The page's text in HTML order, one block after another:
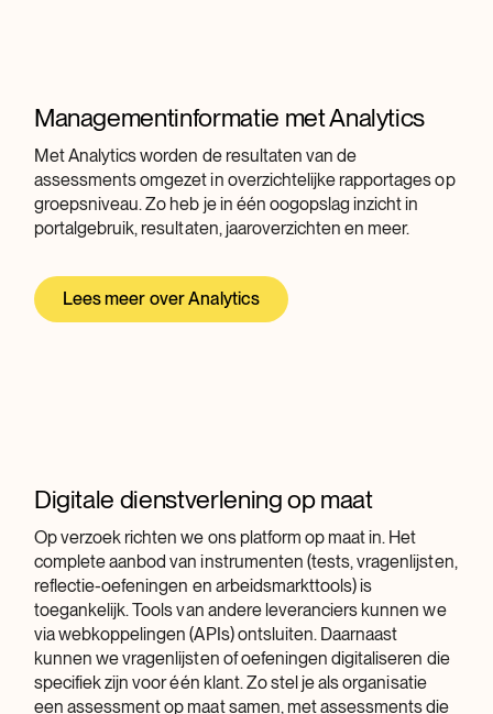
Managementinformatie met Analytics
Met Analytics worden de resultaten van de
assessments omgezet in overzichtelijke rapportages op
groepsniveau. Zo heb je in één oogopslag inzicht in
portalgebruik, resultaten, jaaroverzichten en meer.
Lees meer over Analytics
Digitale dienstverlening op maat
Op verzoek richten we ons platform op maat in. Het
complete aanbod van instrumenten (tests, vragenlijsten,
reflectie-oefeningen en arbeidsmarkttools) is
toegankelijk. Tools van andere leveranciers kunnen we
via webkoppelingen (APIs) ontsluiten. Daarnaast
kunnen we vragenlijsten of oefeningen digitaliseren die
specifiek zijn voor één klant. Zo stel je als organisatie
een assessment op maat samen, met assessments die